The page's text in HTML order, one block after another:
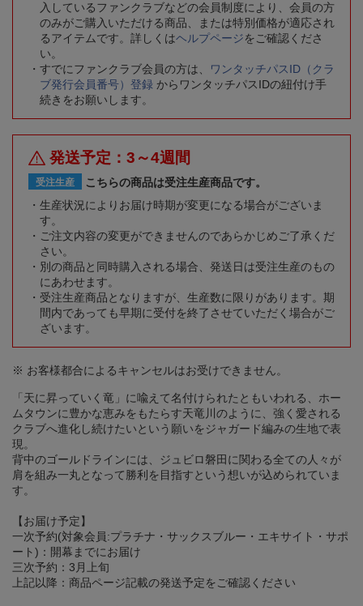
入しているファンクラブなどの会員制度により、会員の方
のみがご購入いただける商品、または特別価格が適応され
るアイテムです。詳しくはヘルプページをご確認くださ
い。
すでにファンクラブ会員の方は、
ワンタッチパスID（クラ
ブ発行会員番号）登録 からワンタッチパスIDの紐付け手
続きをお願いします。
発送予定：3～4週間
受注生産
こちらの商品は受注生産商品です。
生産状況によりお届け時期が変更になる場合がございま
す。
ご注文内容の変更ができませんのであらかじめご了承くだ
さい。
別の商品と同時購入される場合、発送日は受注生産のもの
にあわせます。
受注生産商品となりますが、生産数に限りがあります。期
間内であっても早期に受付を終了させていただく場合がご
ざいます。
※ お客様都合によるキャンセルはお受けできません。
「天に昇っていく竜」に喩えて名付けられたともいわれる、ホー
ムタウンに豊かな恵みをもたらす天竜川のように、強く愛される
クラブへ進化し続けたいという願いをジャガード編みの生地で表
現。
背中のゴールドラインには、ジュビロ磐田に関わる全ての人々が
肩を組み一丸となって勝利を目指すという想いが込められていま
す。
【お届け予定】
一次予約(対象会員:プラチナ・サックスブルー・エキサイト・サポ
ート)：開幕までにお届け
三次予約：3月上旬
上記以降：商品ページ記載の発送予定をご確認ください